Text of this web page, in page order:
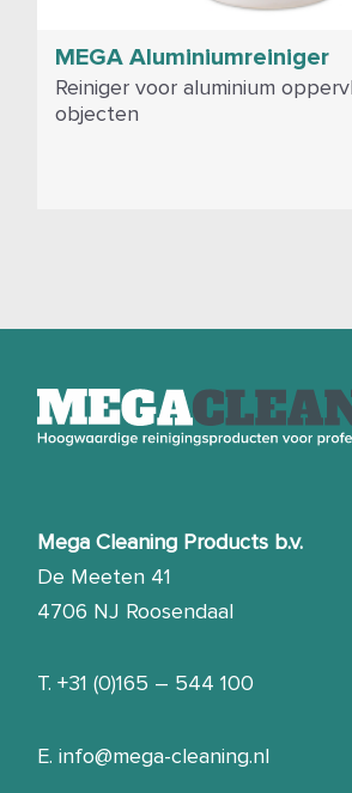
MEGA Aluminiumreiniger
Reiniger voor aluminium
objecten
Mega Cleaning Products b.v.
De Meeten 41
4706 NJ Roosendaal
T.+31 (0)165 – 544 100
E.info@mega-cleaning.nl